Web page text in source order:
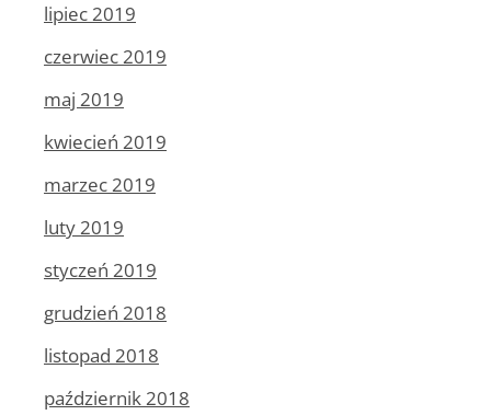
lipiec 2019
czerwiec 2019
maj 2019
kwiecień 2019
marzec 2019
luty 2019
styczeń 2019
grudzień 2018
listopad 2018
październik 2018